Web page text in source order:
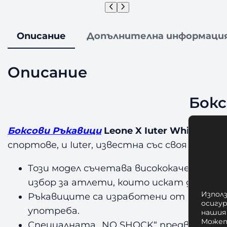
Описание Допълнителна
Описание
Боксови РъкавициLeone X Iuter White –
спортове, и Iuter, известна със своя
Този модел съчетава
избор за атлети, които искат да
Ръкавиците са изработени от
употреба.
Специалната „NO SHOCK“